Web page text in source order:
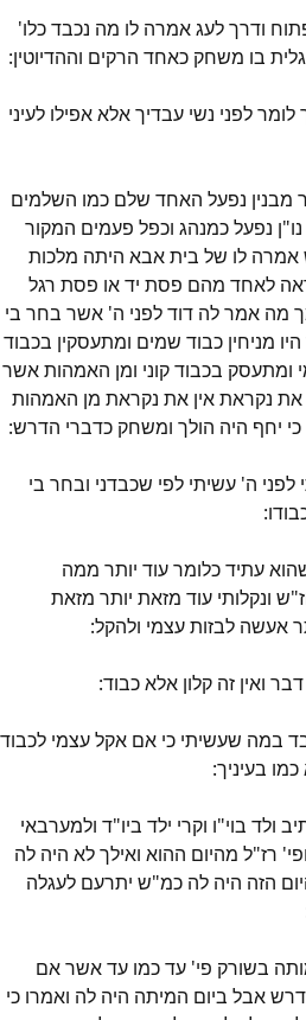
ודרך לעג אמרה לו מה נכבד כלו'
בו משחק כאחד הרקים וההדיוטין:
לומר לפני נשי עבדיך אלא אפילו לעיני
מבנין נפעל האחד שלם כמו השלמים
נפעל כמנהג וכפל פעמים המקור
אמרה לו של בית אבא היתה מלכות
לאחד מהם פסת יד או פסת רגל
מה אמר לה דוד לפני ה' אשר בחר בי
מניחין כבוד שמים ומתעסקין בכבוד
ומתעסק בכבוד קוני ומן האמהות אשר
נקראת אין את נקראת מן האמהות
כי יחף היה הולך ומשחק כדברי הדרש:
ה' עשיתי לפי שכבדני ובחר בי
עתיד כלומר עוד יותר ממה
ונקלותי עוד מזאת יותר מזאת
אעשה לבזות עצמי ולהקל:
ואין זה קלון אלא כבוד:
במה שעשיתי כי אם אקל עצמי לכבוד
בעיניך:
ולד בוי"ו וקרי ילד ביו"ד ולמערבאי
רז"ל מהיום ההוא ואילך לא היה לה
הזה היה לה כמ"ש יתרעם לעגלה
בשורק פי' עד כמו עד אשר אם
אבל ביום המיתה היה לה ואמרו כי